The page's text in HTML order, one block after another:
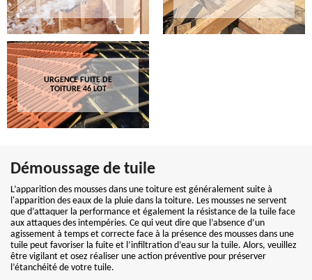
URGENCE FUITE DE
TOITURE 46 LOT
Démoussage de tuile
L’apparition des mousses dans une toiture est généralement suite à
l'apparition des eaux de la pluie dans la toiture. Les mousses ne servent
que d’attaquer la performance et également la résistance de la tuile face
aux attaques des intempéries. Ce qui veut dire que l’absence d’un
agissement à temps et correcte face à la présence des mousses dans une
tuile peut favoriser la fuite et l’infiltration d’eau sur la tuile. Alors, veuillez
être vigilant et osez réaliser une action préventive pour préserver
l’étanchéité de votre tuile.